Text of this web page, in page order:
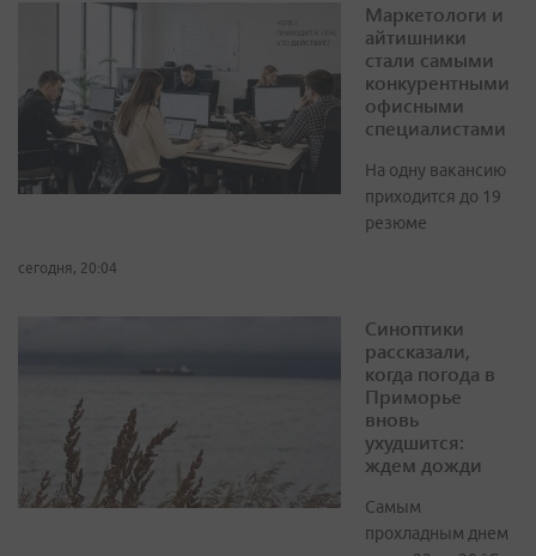
Маркетологи и
айтишники
стали самыми
конкурентными
офисными
специалистами
На одну вакансию
приходится до 19
резюме
сегодня, 20:04
Синоптики
рассказали,
когда погода в
Приморье
вновь
ухудшится:
ждем дожди
Самым
прохладным днем